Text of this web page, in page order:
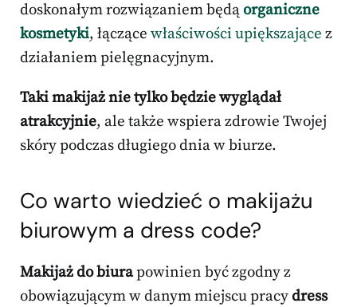
doskonałym rozwiązaniem będąorganiczne
kosmetyki, łączące właściwości upiększające z
działaniem pielęgnacyjnym.
Taki makijaż nie tylko będzie wyglądał
atrakcyjnie, ale także wspiera zdrowie Twojej
skóry podczas długiego dnia w biurze.
Co warto wiedzieć o makijażu
biurowym a dress code?
Makijaż do biurapowinien być zgodny z
obowiązującym w danym miejscu pracydress